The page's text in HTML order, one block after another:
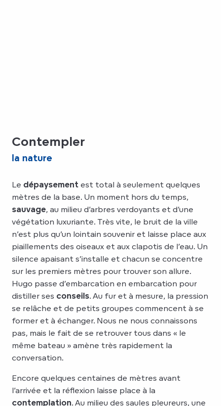
Contempler
la nature
Le dépaysement est total à seulement quelques
mètres de la base. Un moment hors du temps,
sauvage, au milieu d’arbres verdoyants et d’une
végétation luxuriante. Très vite, le bruit de la ville
n’est plus qu’un lointain souvenir et laisse place aux
piaillements des oiseaux et aux clapotis de l’eau. Un
silence apaisant s’installe et chacun se concentre
sur les premiers mètres pour trouver son allure.
Hugo passe d’embarcation en embarcation pour
distiller ses conseils. Au fur et à mesure, la pression
se relâche et de petits groupes commencent à se
former et à échanger. Nous ne nous connaissons
pas, mais le fait de se retrouver tous dans « le
même bateau » amène très rapidement la
conversation.
Encore quelques centaines de mètres avant
l’arrivée et la réflexion laisse place à la
contemplation. Au milieu des saules pleureurs, une